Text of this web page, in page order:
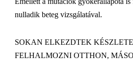
nulladik beteg vizsgálatával.
SOKAN ELKEZDTEK
FELHALMOZNI OTTHON,